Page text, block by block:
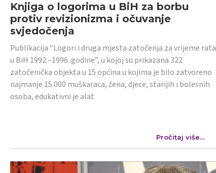
Knjiga o logorima u BiH za borbu
protiv revizionizma i očuvanje
svjedočenja
Publikacija “Logori i druga mjesta zatočenja za vrijeme rata
u BiH 1992.–1996. godine”, u kojoj su prikazana 322
zatočenička objekta u 15 općina u kojima je bilo zatvoreno
najmanje 15.000 muškaraca, žena, djece, starijih i bolesnih
osoba, edukativni je alat
Pročitaj više...